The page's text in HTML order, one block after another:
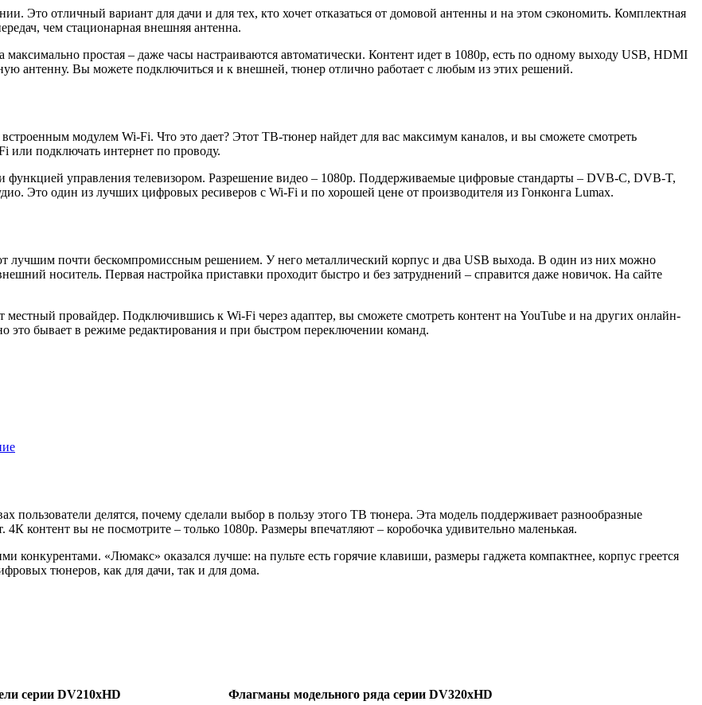
Это отличный вариант для дачи и для тех, кто хочет отказаться от домовой антенны и на этом сэкономить. Комплектная
чем стационарная внешняя антенна.
простая – даже часы настраиваются автоматически. Контент идет в 1080p, есть по одному выходу USB, HDMI
антенну. Вы можете подключиться и к внешней, тюнер отлично работает с любым из этих решений.
модулем Wi-Fi. Что это дает? Этот ТВ-тюнер найдет для вас максимум каналов, и вы сможете смотреть
или подключать интернет по проводу.
функцией управления телевизором. Разрешение видео – 1080p. Поддерживаемые цифровые стандарты – DVB-C, DVB-T,
Это один из лучших цифровых ресиверов с Wi-Fi и по хорошей цене от производителя из Гонконга Lumax.
лучшим почти бескомпромиссным решением. У него металлический корпус и два USB выхода. В один из них можно
носитель. Первая настройка приставки проходит быстро и без затруднений – справится даже новичок. На сайте
местный провайдер. Подключившись к Wi-Fi через адаптер, вы сможете смотреть контент на YouTube и на других онлайн-
это бывает в режиме редактирования и при быстром переключении команд.
делятся, почему сделали выбор в пользу этого ТВ тюнера. Эта модель поддерживает разнообразные
контент вы не посмотрите – только 1080p. Размеры впечатляют – коробочка удивительно маленькая.
конкурентами. «Люмакс» оказался лучше: на пульте есть горячие клавиши, размеры гаджета компактнее, корпус греется
тюнеров, как для дачи, так и для дома.
серии DV210xHD
Флагманы модельного ряда серии DV320xHD